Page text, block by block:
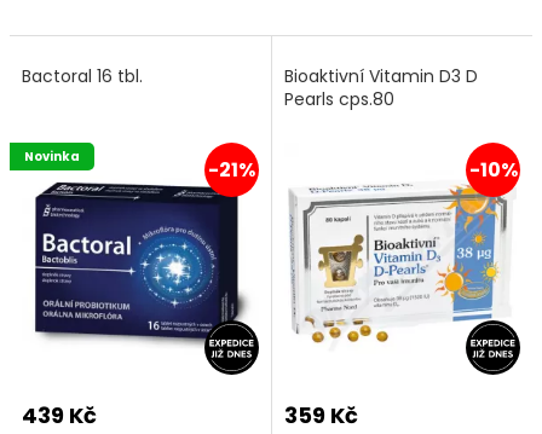
Bactoral 16 tbl.
-21%
Novinka
439 Kč
Bioaktivní Vitamin D3 D
Pearls cps.80
-10%
359 Kč